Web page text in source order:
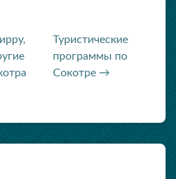
Туристические
программы по
Сокотре →